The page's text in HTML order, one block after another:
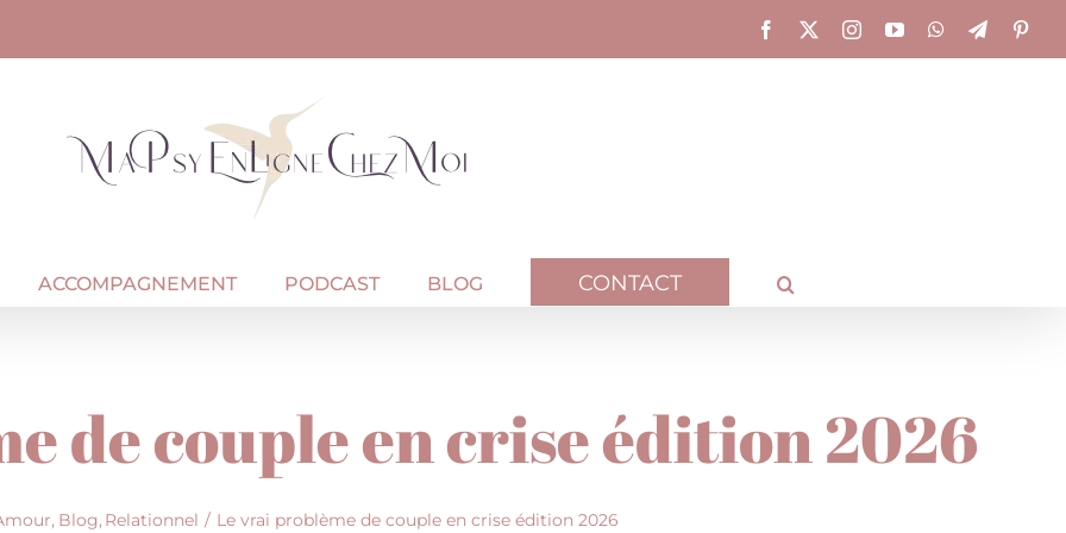
Facebook InstagramYouTubeWhatsApp
Telegram
ACCOMPAGNEMENT PODCAST BLOG CONTACT
de couple en crise édition 2026
Blog Relationnel Le vrai problème de couple en crise édition 2026